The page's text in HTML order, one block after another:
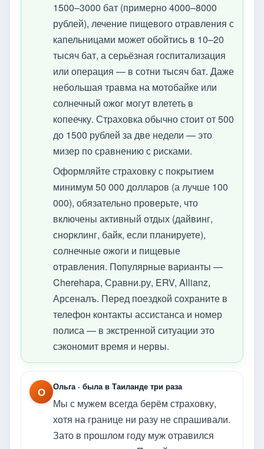
1500–3000 бат (примерно 4000–8000
рублей), лечение пищевого отравления с
капельницами может обойтись в 10–20
тысяч бат, а серьёзная госпитализация
или операция — в сотни тысяч бат. Даже
небольшая травма на мотобайке или
солнечный ожог могут влететь в
копеечку. Страховка обычно стоит от 500
до 1500 рублей за две недели — это
мизер по сравнению с рисками.
Оформляйте страховку с покрытием
минимум 50 000 долларов (а лучше 100
000), обязательно проверьте, что
включены активный отдых (дайвинг,
снорклинг, байк, если планируете),
солнечные ожоги и пищевые
отравления. Популярные варианты —
Cherehapa, Сравни.ру, ERV, Allianz,
Арсеналъ. Перед поездкой сохраните в
телефон контакты ассистанса и номер
полиса — в экстренной ситуации это
сэкономит время и нервы.
О Ольга · была в Таиланде три раза
Мы с мужем всегда берём страховку,
хотя на границе ни разу не спрашивали.
Зато в прошлом году муж отравился